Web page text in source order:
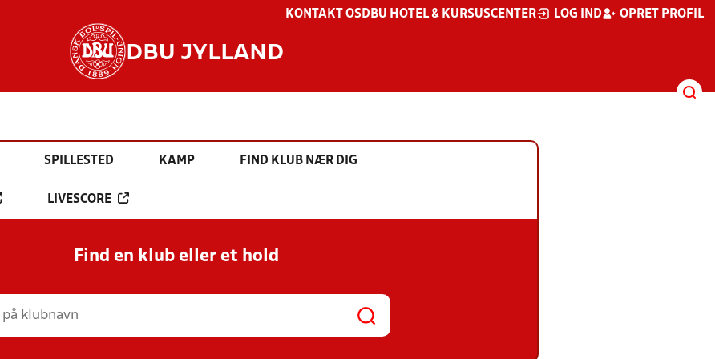
KONTAKT OS DBU HOTEL & KURSUSCENTER LOG IND OPRET PROFIL
DBU JYLLAND
SPILLESTED KAMP FIND KLUB NÆR DIG
LIVESCORE
Find en klub eller et hold